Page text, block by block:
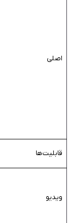
اصلی
قابلیت‌ها
ویدیو